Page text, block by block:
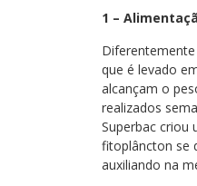
1 –
que é levado
alcançam o
realizados
Superbac criou
fitoplâncton se
auxiliando na